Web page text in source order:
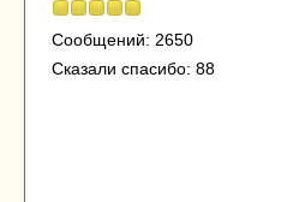
Сообщений: 2650
Сказали спасибо: 88